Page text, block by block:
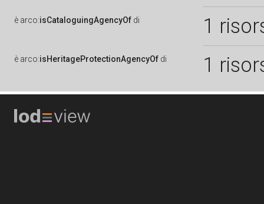
è arco:isCataloguingAgencyOf di 1
è arco:isHeritageProtectionAgencyOf di 1